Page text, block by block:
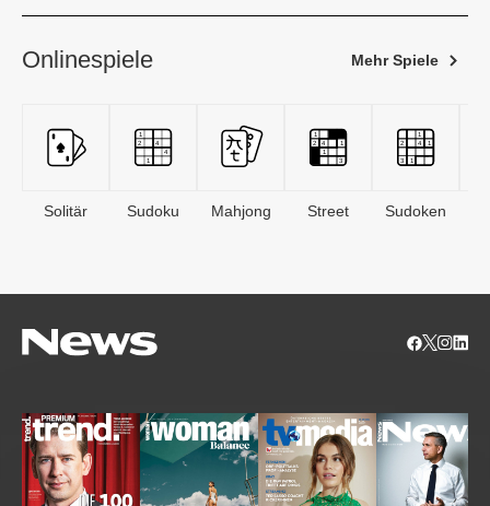
Onlinespiele Mehr Spiele
Solitär Sudoku Mahjong Street Sudoken